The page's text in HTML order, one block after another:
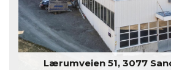
Lærumveien 51, 3077